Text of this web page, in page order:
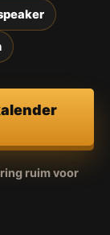
ruim voor